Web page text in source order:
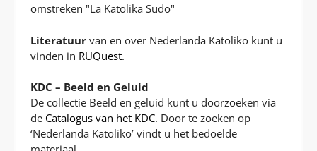
omstreken "La Katolika Sudo"
Literatuur van en over Nederlanda Katoliko kunt u
vinden in RUQuest.
KDC – Beeld en Geluid
De collectie Beeld en geluid kunt u doorzoeken via
de Catalogus van het KDC. Door te zoeken op
‘Nederlanda Katoliko’ vindt u het bedoelde